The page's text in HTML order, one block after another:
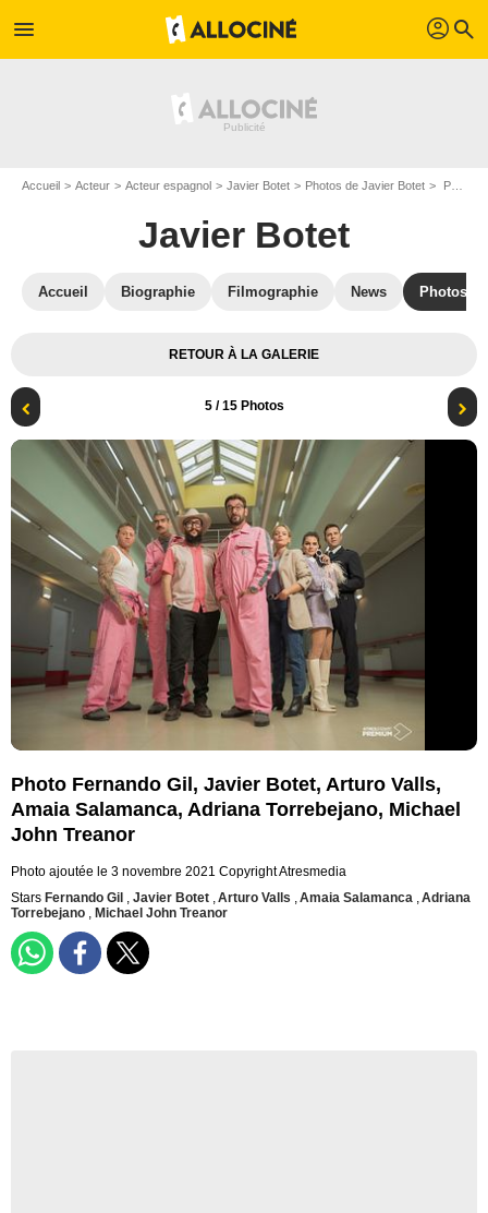
menu profil search
Accueil Acteur Acteur espagnol Javier Botet Photos de Javier Botet Photo Fernando Gil, Javier Botet, Arturo Valls, Amaia Salamanca, Adriana Torrebejano, Michael John Treanor
Javier Botet
Accueil Biographie Filmographie News Photos
RETOUR À LA GALERIE
5/ 15 Photos
Photo Fernando Gil, Javier Botet, Arturo Valls,
Amaia Salamanca, Adriana Torrebejano, Michael
John Treanor
Photo ajoutée le 3 novembre 2021 Copyright Atresmedia
Stars Fernando Gil , Javier Botet ,Arturo Valls ,Amaia Salamanca ,Adriana
Torrebejano , Michael John Treanor